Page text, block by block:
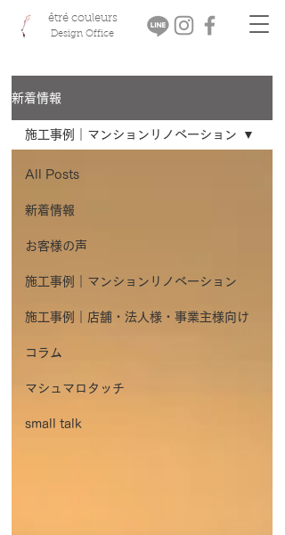
êtré couleurs
Design Office
新着情報
All Posts
新着情報
お客様の声
施工事例｜マンションリノベーション
施工事例｜店舗・法人様・事業主様向け
コラム
マシュマロタッチ
small talk
施工事例｜マンションリノベーション